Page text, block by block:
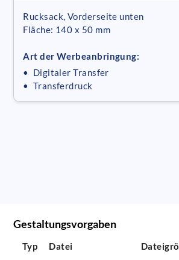
Rucksack, Vorderseite unten
Fläche: 140 x 50 mm
Art der Werbeanbringung:
• Digitaler Transfer
• Transferdruck
Gestaltungsvorgaben
Typ Datei